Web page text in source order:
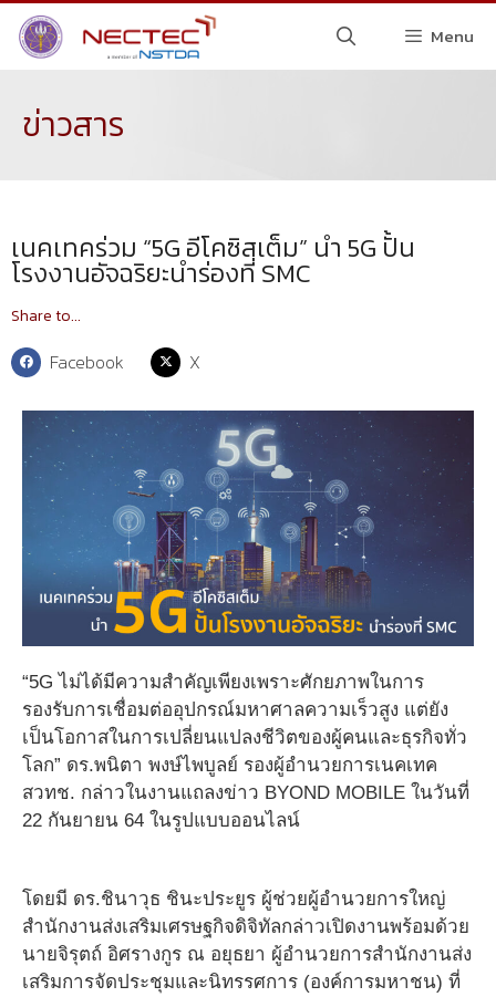
Menu
ข่าวสาร
เนคเทคร่วม “5G อีโคซิสเต็ม” นำ 5G ปั้น
โรงงานอัจฉริยะนำร่องที่ SMC
Share to...
Facebook X
“5G ไม่ได้มีความสำคัญเพียงเพราะศักยภาพในการ
รองรับการเชื่อมต่ออุปกรณ์มหาศาลความเร็วสูง แต่ยัง
เป็นโอกาสในการเปลี่ยนแปลงชีวิตของผู้คนและธุรกิจทั่ว
โลก” ดร.พนิตา พงษ์ไพบูลย์ รองผู้อำนวยการเนคเทค
สวทช. กล่าวในงานแถลงข่าว BYOND MOBILE ในวันที่
22 กันยายน 64 ในรูปแบบออนไลน์
โดยมี ดร.ชินาวุธ ชินะประยูร ผู้ช่วยผู้อำนวยการใหญ่
สำนักงานส่งเสริมเศรษฐกิจดิจิทัลกล่าวเปิดงานพร้อมด้วย
นายจิรุตถ์ อิศรางกูร ณ อยุธยา ผู้อำนวยการสำนักงานส่ง
เสริมการจัดประชุมและนิทรรศการ (องค์การมหาชน) ที่